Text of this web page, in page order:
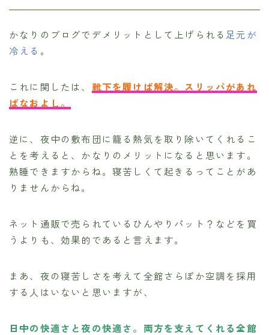
かなりのブログでデメリットとして上げられる 足元が
冷える 。
これに関したは、 靴下を履けば解決。スリッパがあれ
ばなおよし。
逆に、夜中の敷布団に籠る熱気を取り除いてくれるこ
とを考えると、かなりのメリットになると思います。
熟睡できますからね。寝苦しくて起きるってことがあ
りませんからね。
ネット通販で売られているひんやりパット？などを買
うよりも、効果的であると言えます。
まあ、夜の寝苦しさを考えて全館さらぽか空調を採用
する人はいないと思いますが、
日中の快適さと夜の快適さ。両方を支えてくれる全館